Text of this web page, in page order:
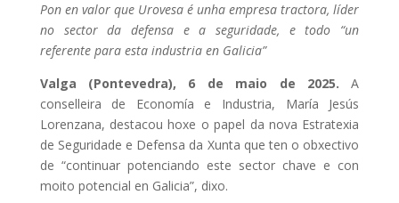
Pon en valor que Urovesa é unha empresa tractora, líder
no sector da defensa e a seguridade, e todo “un
referente para esta industria en Galicia”
Valga (Pontevedra), 6 de maio de 2025.A
conselleira de Economía e Industria, María Jesús
Lorenzana, destacou hoxe o papel da nova Estratexia
de Seguridade e Defensa da Xunta que ten o obxectivo
de “continuar potenciando este sector chave e con
moito potencial en Galicia”, dixo.